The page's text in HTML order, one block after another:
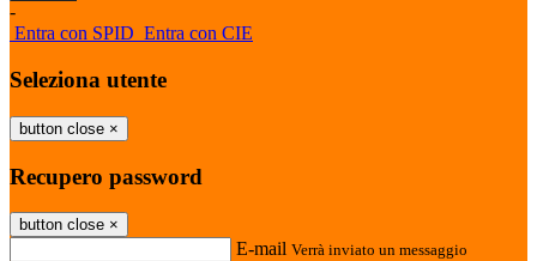
-
Entra con SPID Entra con CIE
Seleziona utente
button close ×
Recupero password
button close ×
E-mail Verrà inviato un messaggio